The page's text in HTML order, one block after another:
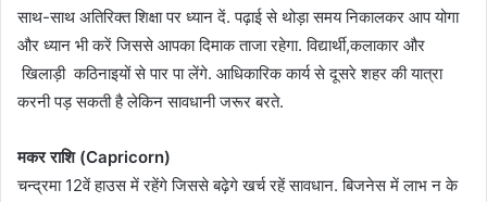
साथ-साथ अतिरिक्त शिक्षा पर ध्यान दें. पढ़ाई से थोड़ा समय निकालकर आप योगा
और ध्यान भी करें जिससे आपका दिमाक ताजा रहेगा. विद्यार्थी,कलाकार और
खिलाड़ी कठिनाइयों से पार पा लेंगे. आधिकारिक कार्य से दूसरे शहर की यात्रा
करनी पड़ सकती है लेकिन सावधानी जरूर बरते.
मकर राशि (Capricorn)
चन्द्रमा 12वें हाउस में रहेंगे जिससे बढ़ेगे खर्च रहें सावधान. बिजनेस में लाभ न के